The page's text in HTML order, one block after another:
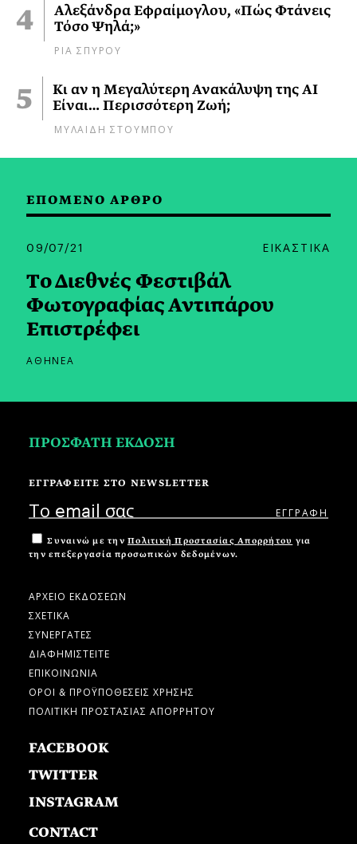
Αλεξάνδρα Εφραίμογλου, «Πώς Φτάνεις
Τόσο Ψηλά;»
ΡΙΑ ΣΠΥΡΟΥ
Κι αν η Μεγαλύτερη Ανακάλυψη της AI
Είναι… Περισσότερη Ζωή;
ΜΥΛΑΙΔΗ ΣΤΟΥΜΠΟΥ
ΕΠΟΜΕΝΟ ΑΡΘΡΟ
09/07/21 ΕΙΚΑΣΤΙΚΑ
Tο Διεθνές Φεστιβάλ
Φωτογραφίας Αντιπάρου
Eπιστρέφει
ΑΘΗΝΕΑ
ΠΡΟΣΦΑΤΗ ΕΚΔΟΣΗ
ΕΓΓΡΑΦΕΙΤΕ ΣΤΟ NEWSLETTER
Συναινώ με την Πολιτική Προστασίας Απορρήτου για
την επεξεργασία προσωπικών δεδομένων.
ΑΡΧΕΙΟ ΕΚΔΟΣΕΩΝ
ΣΧΕΤΙΚΑ
ΣΥΝΕΡΓΑΤΕΣ
ΔΙΑΦΗΜΙΣΤΕΙΤΕ
ΕΠΙΚΟΙΝΩΝΙΑ
ΟΡΟΙ & ΠΡΟΫΠΟΘΕΣΕΙΣ ΧΡΗΣΗΣ
ΠΟΛΙΤΙΚΗ ΠΡΟΣΤΑΣΙΑΣ ΑΠΟΡΡΗΤΟΥ
FACEBOOK
TWITTER
INSTAGRAM
CONTACT